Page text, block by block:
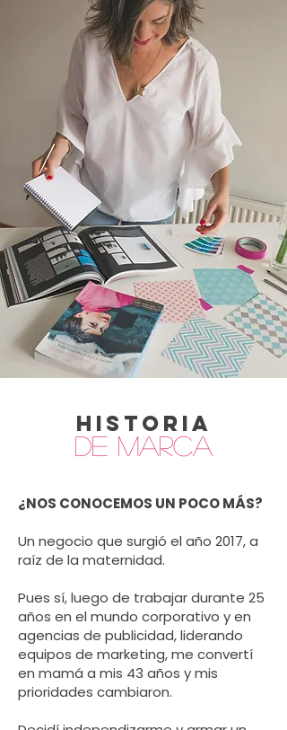
historia
de Marca
¿NOS CONOCEMOS UN POCO MÁS?
Un negocio que surgió el año 2017, a
raíz de la maternidad.
Pues sí, luego de trabajar durante 25
años en el mundo corporativo y en
agencias de publicidad, liderando
equipos de marketing, me convertí
en mamá a mis 43 años y mis
prioridades cambiaron.